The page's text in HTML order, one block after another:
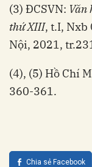
(3) ĐCSVN: Văn
thứ XIII, t.I, Nxb
Nội, 2021,
(4), (5) Hồ Chí
360-361.
Chia sẻ Facebook